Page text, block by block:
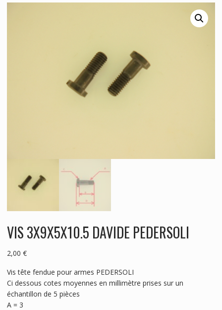
VIS 3X9X5X10.5 DAVIDE PEDERSOLI
2,00 €
Vis tête fendue pour armes PEDERSOLI
Ci dessous cotes moyennes en millimètre prises sur un
échantillon de 5 pièces
A = 3